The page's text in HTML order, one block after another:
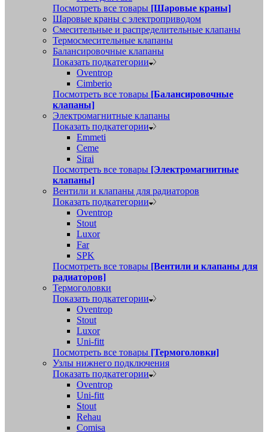
Посмотреть все товары [Шаровые краны]
Шаровые краны с электроприводом
Смесительные и распределительные клапаны
Термосмесительные клапаны
Балансировочные клапаны
Показать подкатегории
Oventrop
Cimberio
Посмотреть все товары [Балансировочные
клапаны]
Электромагнитные клапаны
Показать подкатегории
Emmeti
Ceme
Sirai
Посмотреть все товары [Электромагнитные
клапаны]
Вентили и клапаны для радиаторов
Показать подкатегории
Oventrop
Stout
Luxor
Far
SPK
Посмотреть все товары [Вентили и клапаны для
радиаторов]
Термоголовки
Показать подкатегории
Oventrop
Stout
Luxor
Uni-fitt
Посмотреть все товары [Термоголовки]
Узлы нижнего подключения
Показать подкатегории
Oventrop
Uni-fitt
Stout
Rehau
Comisa